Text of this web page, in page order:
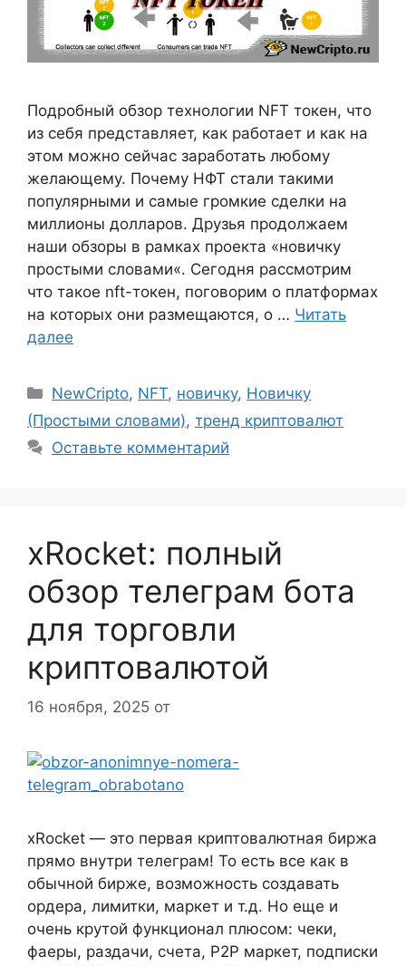
Подробный обзор технологии NFT токен, что
из себя представляет, как работает и как на
этом можно сейчас заработать любому
желающему. Почему НФТ стали такими
популярными и самые громкие сделки на
миллионы долларов. Друзья продолжаем
наши обзоры в рамках проекта «новичку
простыми словами«. Сегодня рассмотрим
что такое nft-токен, поговорим о платформах
на которых они размещаются, о … Читать
далее
Рубрики
NewCripto, NFT, новичку, Новичку
(Простыми словами), тренд криптовалют
Оставьте комментарий
xRocket: полный
обзор телеграм бота
для торговли
криптовалютой
16 ноября, 2025 от
xRocket — это первая криптовалютная биржа
прямо внутри телеграм! То есть все как в
обычной бирже, возможность создавать
ордера, лимитки, маркет и т.д. Но еще и
очень крутой функционал плюсом: чеки,
фаеры, раздачи, счета, P2P маркет, подписки